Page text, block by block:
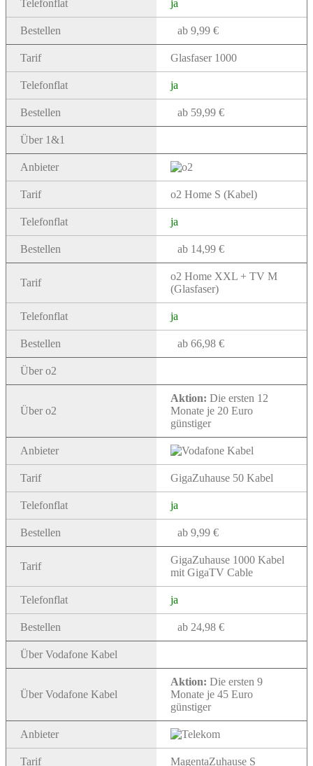
Telefonflat ja
Bestellen ab 9,99 €
Tarif Glasfaser 1000
Telefonflat ja
Bestellen ab 59,99 €
Über 1&1
Anbieter
Tarif o2 Home S (Kabel)
Telefonflat ja
Bestellen ab 14,99 €
Tarif
o2 Home XXL + TV M
(Glasfaser)
Telefonflat ja
Bestellen ab 66,98 €
Über o2
Über o2
Aktion: Die ersten 12
Monate je 20 Euro
günstiger
Anbieter
Tarif GigaZuhause 50 Kabel
Telefonflat ja
Bestellen ab 9,99 €
Tarif
GigaZuhause 1000 Kabel
mit GigaTV Cable
Telefonflat ja
Bestellen ab 24,98 €
Über Vodafone Kabel
Über Vodafone Kabel
Aktion: Die ersten 9
Monate je 45 Euro
günstiger
Anbieter
Tarif MagentaZuhause S